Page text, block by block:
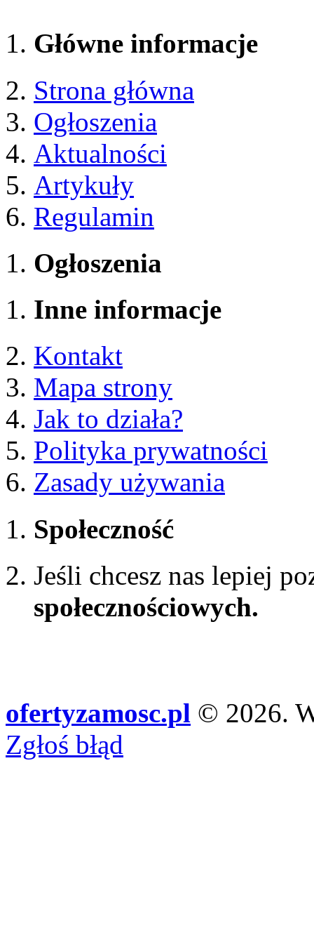
Główne informacje
Strona główna
Ogłoszenia
Aktualności
Artykuły
Regulamin
Ogłoszenia
Inne informacje
Kontakt
Mapa strony
Jak to działa?
Polityka prywatności
Zasady używania
Społeczność
Jeśli chcesz nas lepiej
społecznościowych.
ofertyzamosc.pl © 2026.
Zgłoś błąd